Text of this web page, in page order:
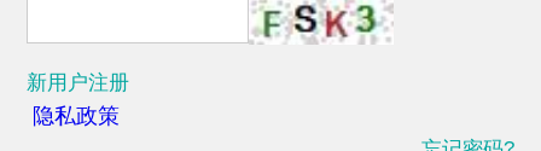
新用户注册
隐私政策